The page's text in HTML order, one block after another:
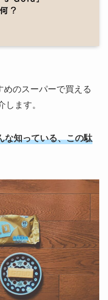
のスーパーで買える
します。
な知っている、この駄